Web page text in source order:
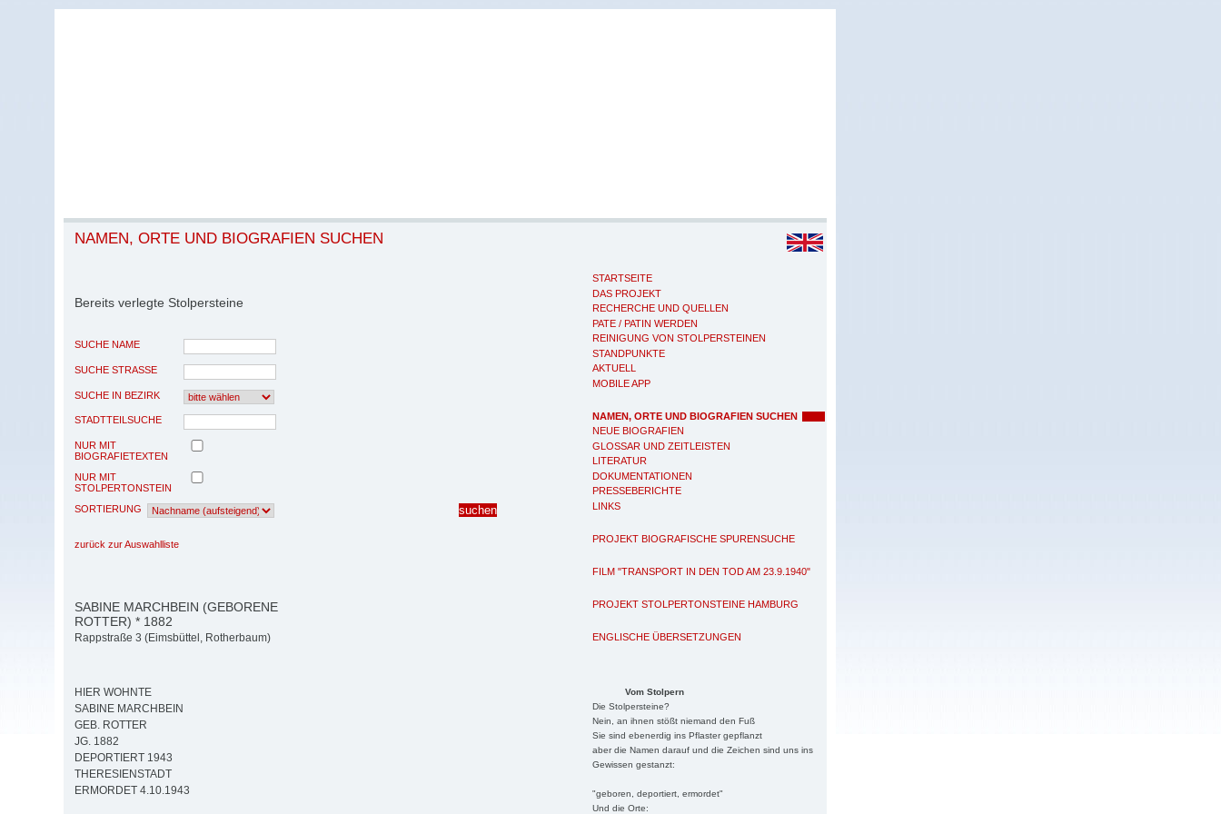
STARTSEITE
DAS PROJEKT
RECHERCHE UND QUELLEN
PATE / PATIN WERDEN
REINIGUNG VON STOLPERSTEINEN
STANDPUNKTE
AKTUELL
MOBILE APP
NAMEN, ORTE UND BIOGRAFIEN SUCHEN
NEUE BIOGRAFIEN
GLOSSAR UND ZEITLEISTEN
LITERATUR
DOKUMENTATIONEN
PRESSEBERICHTE
LINKS
PROJEKT BIOGRAFISCHE SPURENSUCHE
FILM "TRANSPORT IN DEN TOD AM 23.9.1940"
PROJEKT STOLPERTONSTEINE HAMBURG
ENGLISCHE ÜBERSETZUNGEN
Vom Stolpern
Die Stolpersteine?
Nein, an ihnen stößt niemand den Fuß
Sie sind ebenerdig ins Pflaster gepflanzt
aber die Namen darauf und die Zeichen sind uns ins
Gewissen gestanzt:
"geboren, deportiert, ermordet"
Und die Orte:
NAMEN, ORTE UND BIOGRAFIEN SUCHEN
Bereits verlegte Stolpersteine
SUCHE NAME
SUCHE STRASSE
SUCHE IN BEZIRK
STADTTEILSUCHE
NUR MIT
BIOGRAFIETEXTEN
NUR MIT
STOLPERTONSTEIN
SORTIERUNG
zurück zur Auswahlliste
SABINE MARCHBEIN (GEBORENE
ROTTER) * 1882
Rappstraße 3 (Eimsbüttel, Rotherbaum)
HIER WOHNTE
SABINE MARCHBEIN
GEB. ROTTER
JG. 1882
DEPORTIERT 1943
THERESIENSTADT
ERMORDET 4.10.1943